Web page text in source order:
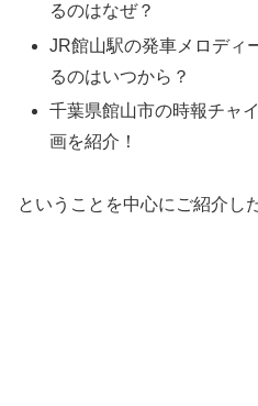
るのはなぜ？
JR館山駅の発車メロディ
るのはいつから？
千葉県館山市の時報チャ
画を紹介！
ということを中心にご紹介し